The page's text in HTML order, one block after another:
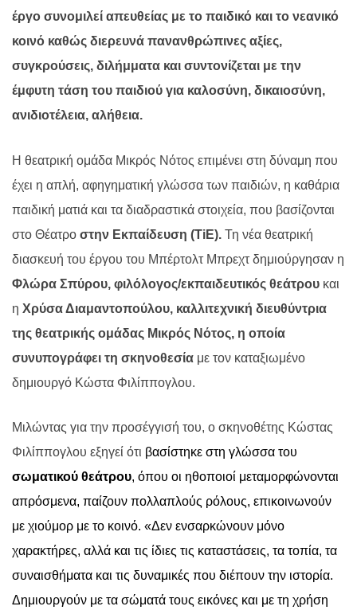
έργο συνομιλεί απευθείας με το παιδικό και το νεανικό
κοινό καθώς διερευνά πανανθρώπινες αξίες,
συγκρούσεις, διλήμματα και συντονίζεται με την
έμφυτη τάση του παιδιού για καλοσύνη, δικαιοσύνη,
ανιδιοτέλεια, αλήθεια.
Η θεατρική ομάδα Μικρός Νότος επιμένει στη δύναμη που
έχει η απλή, αφηγηματική γλώσσα των παιδιών, η καθάρια
παιδική ματιά και τα διαδραστικά στοιχεία, που βασίζονται
στο Θέατρο στην Εκπαίδευση (TiE). Τη νέα θεατρική
διασκευή του έργου του Μπέρτολτ Μπρεχτ δημιούργησαν η
Φλώρα Σπύρου, φιλόλογος/εκπαιδευτικός θεάτρου και
η Χρύσα Διαμαντοπούλου, καλλιτεχνική διευθύντρια
της θεατρικής ομάδας Μικρός Νότος, η οποία
συνυπογράφει τη σκηνοθεσία με τον καταξιωμένο
δημιουργό Κώστα Φιλίππογλου.
Μιλώντας για την προσέγγισή του, ο σκηνοθέτης Κώστας
Φιλίππογλου εξηγεί ότι βασίστηκε στη γλώσσα του
σωματικού θεάτρου, όπου οι ηθοποιοί μεταμορφώνονται
απρόσμενα, παίζουν πολλαπλούς ρόλους, επικοινωνούν
με χιούμορ με το κοινό. «Δεν ενσαρκώνουν μόνο
χαρακτήρες, αλλά και τις ίδιες τις καταστάσεις, τα τοπία, τα
συναισθήματα και τις δυναμικές που διέπουν την ιστορία.
Δημιουργούν με τα σώματά τους εικόνες και με τη χρήση